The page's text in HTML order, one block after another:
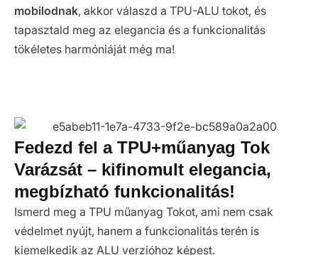
mobilodnak, akkor válaszd a TPU-ALU tokot, és
tapasztald meg az elegancia és a funkcionalitás
tökéletes harmóniáját még ma!
Fedezd fel a TPU+műanyag Tok
Varázsát – kifinomult elegancia,
megbízható funkcionalitás!
Ismerd meg a TPU műanyag Tokot, ami nem csak
védelmet nyújt, hanem a funkcionalitás terén is
kiemelkedik az ALU verzióhoz képest.